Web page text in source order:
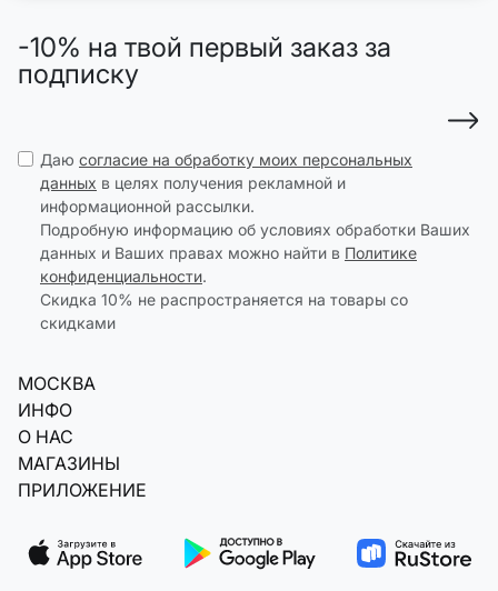
-10% на твой первый заказ за
подписку
Даю согласие на обработку моих персональных
данных в целях получения рекламной и
информационной рассылки.
Подробную информацию об условиях обработки Ваших
данных и Ваших правах можно найти в Политике
конфиденциальности.
Скидка 10% не распространяется на товары со
скидками
МОСКВА
ИНФО
О НАС
МАГАЗИНЫ
ПРИЛОЖЕНИЕ